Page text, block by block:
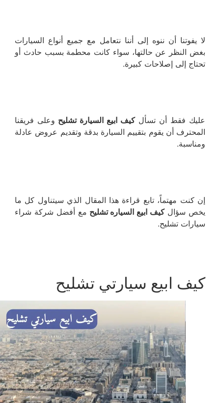
لا يفوتنا أن ننوه إلى أننا نتعامل مع جميع أنواع السيارات
بغض النظر عن حالتها، سواء كانت محطمة بسبب حادث أو
تحتاج إلى إصلاحات كبيرة.
عليك فقط أن تسأل كيف ابيع السيارة تشليحوعلى فريقنا
المحترف أن يقوم بتقييم السيارة بدقة وتقديم عروض عادلة
ومناسبة.
إن كنت مهتماً، تابع قراءة هذا المقال الذي سيتناول كل ما
يخص سؤال كيف ابيع السياره تشليحمع أفضل شركة شراء
سيارات تشليح.
كيف ابيع سيارتي تشليح